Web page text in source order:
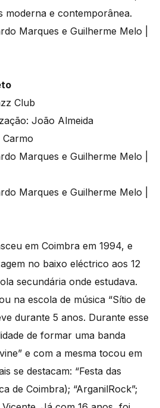
moderna e contemporânea.
Club
João Almeida
Carmo
em Coimbra em 1994, e
no baixo eléctrico aos 12
secundária onde estudava.
na escola de música “Sítio de
durante 5 anos. Durante esse
de formar uma banda
e com a mesma tocou em
se destacam: “Festa das
de Coimbra); “ArganilRock”;